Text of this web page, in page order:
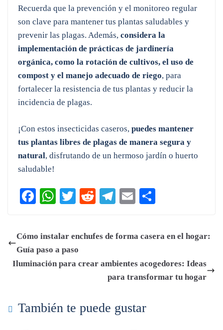
Recuerda que la prevención y el monitoreo regular
son clave para mantener tus plantas saludables y
prevenir las plagas. Además, considera la
implementación de prácticas de jardinería
orgánica, como la rotación de cultivos, el uso de
compost y el manejo adecuado de riego, para
fortalecer la resistencia de tus plantas y reducir la
incidencia de plagas.
¡Con estos insecticidas caseros, puedes mantener
tus plantas libres de plagas de manera segura y
natural, disfrutando de un hermoso jardín o huerto
saludable!
Fa
ok
W
A
pp
T
r
R
t
Te
a
m
E
pa
rti
r
Cómo instalar enchufes de forma casera en el hogar:
Guía paso a paso
Iluminación para crear ambientes acogedores: Ideas
para transformar tu hogar
También te puede gustar